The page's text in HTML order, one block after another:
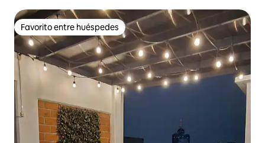
Favorito entre huéspedes
Favorito entre huéspedes